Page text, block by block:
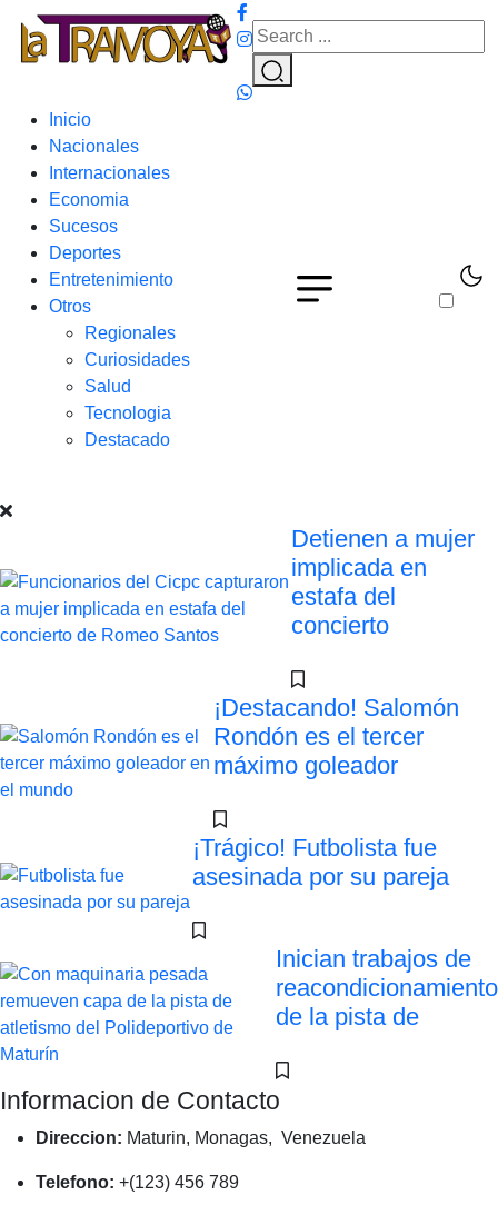
Inicio
Nacionales
Internacionales
Economia
Sucesos
Deportes
Entretenimiento
Otros
Regionales
Curiosidades
Salud
Tecnologia
Destacado
Detienen a mujer
implicada en
estafa del
concierto
¡Destacando! Salomón
Rondón es el tercer
máximo goleador
¡Trágico! Futbolista fue
asesinada por su pareja
Inician trabajos de
reacondicionamiento
de la pista de
Informacion de Contacto
Direccion: Maturin, Monagas, Venezuela
Telefono: +(123) 456 789